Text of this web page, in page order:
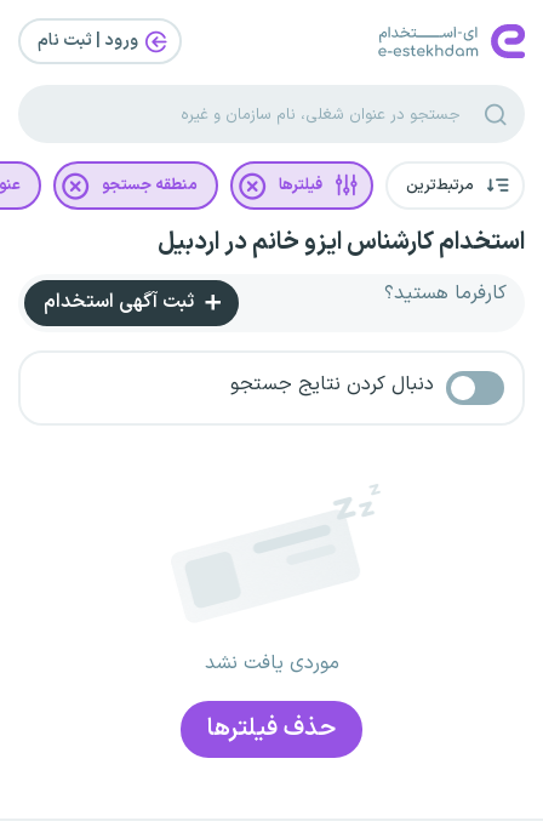
ورود | ثبت‌ نام
مرتبط‌ترین فیلترها منطقه جستجو
استخدام کارشناس ایزو خانم در اردبیل
کارفرما هستید؟ ثبت آگهی استخدام
دنبال کردن نتایج جستجو
موردی یافت نشد
حذف فیلتر‌ها